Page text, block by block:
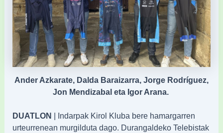
Ander Azkarate, Dalda Baraizarra, Jorge Rodríguez,
Jon Mendizabal eta Igor Arana.
DUATLON | Indarpak Kirol Kluba bere hamargarren
urteurrenean murgilduta dago. Durangaldeko Telebistak